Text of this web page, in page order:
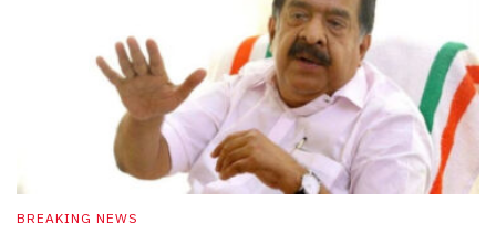
BREAKING NEWS